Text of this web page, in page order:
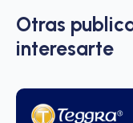
Otras
interesarte